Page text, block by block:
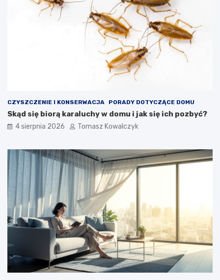
CZYSZCZENIE I KONSERWACJA PORADY DOTYCZĄCE DOMU
Skąd się biorą karaluchy w domu i jak się ich pozbyć?
4 sierpnia 2026 Tomasz Kowalczyk